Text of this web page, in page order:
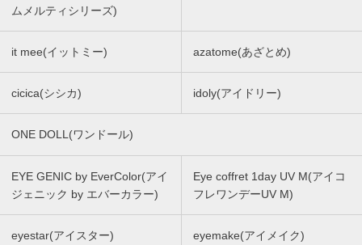
ムメルティシリーズ)
it mee(イットミー) azatome(あざとめ)
cicica(シシカ) idoly(アイドリー)
ONE DOLL(ワンドール)
EYE GENIC by EverColor(アイ
ジェニック by エバーカラー)
Eye coffret 1day UV M(アイコ
フレワンデーUV M)
eyestar(アイスター) eyemake(アイメイク)